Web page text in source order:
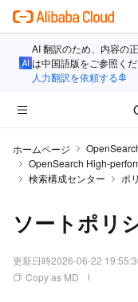
AI 翻訳のため、内容の
は中国語版をご参照くだ
人力翻訳を依頼する
ホームページ
OpenSearch High-
検索構成センター
ポ
ソートポリ
更新日時2026-06-22
Copy as MD